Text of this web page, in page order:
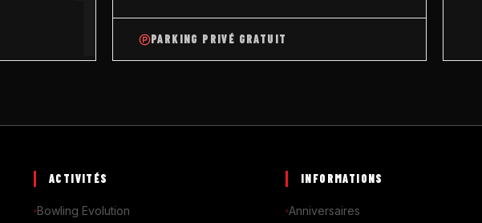
PARKING PRIVÉ GRATUIT
ACTIVITÉS
Bowling Evolution
INFORMATIONS
Anniversaires